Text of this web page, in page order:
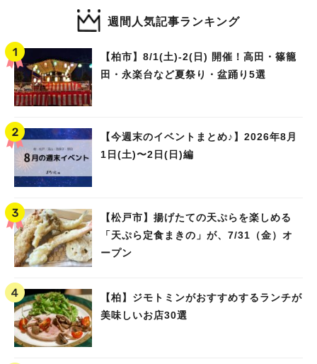
週間人気記事ランキング
【柏市】8/1(土)‐2(日) 開催！高田・篠籠
田・永楽台など夏祭り・盆踊り5選
【今週末のイベントまとめ♪】2026年8月
1日(土)〜2日(日)編
【松戸市】揚げたての天ぷらを楽しめる
「天ぷら定食まきの」が、7/31（金）オ
ープン
【柏】ジモトミンがおすすめするランチが
美味しいお店30選